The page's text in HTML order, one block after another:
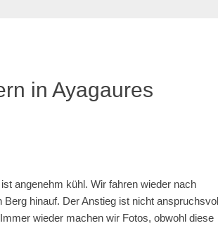
in Ayagaures
angenehm kühl. Wir fahren wieder nach
hinauf. Der Anstieg ist nicht
wieder machen wir Fotos, obwohl diese